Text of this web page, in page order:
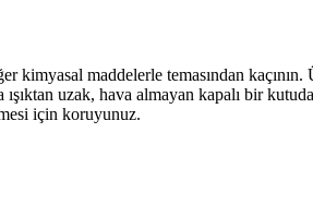
kimyasal maddelerle temasından
uzak, hava almayan kapalı bir
için koruyunuz.